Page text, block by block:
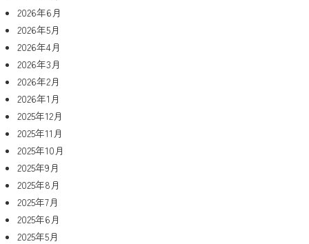
2026年6月
2026年5月
2026年4月
2026年3月
2026年2月
2026年1月
2025年12月
2025年11月
2025年10月
2025年9月
2025年8月
2025年7月
2025年6月
2025年5月